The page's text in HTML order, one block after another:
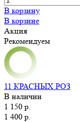
В корзину
В корзине
Акция
Рекомендуем
11 КРАСНЫХ РОЗ
В наличии
1 150 р.
1 400 р.